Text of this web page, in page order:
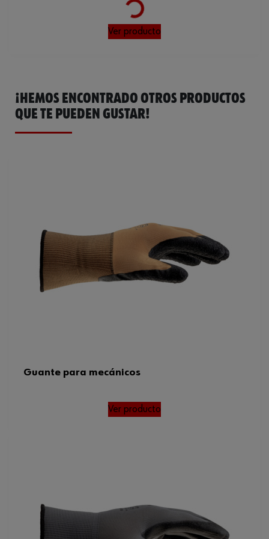
Loading...
Ver producto
¡HEMOS ENCONTRADO OTROS PRODUCTOS
QUE TE PUEDEN GUSTAR!
Guante para mecánicos
Ver producto